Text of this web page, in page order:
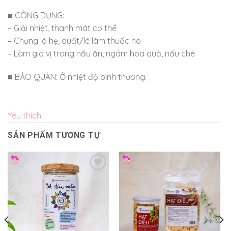
■ CÔNG DỤNG:
– Giải nhiệt, thanh mát cơ thể
– Chưng lá hẹ, quất/lê làm thuốc ho
– Làm gia vị trong nấu ăn, ngâm hoa quả, nấu chè
■ BẢO QUÀN: Ở nhiệt độ bình thường.
Yêu thích
SẢN PHẨM TƯƠNG TỰ